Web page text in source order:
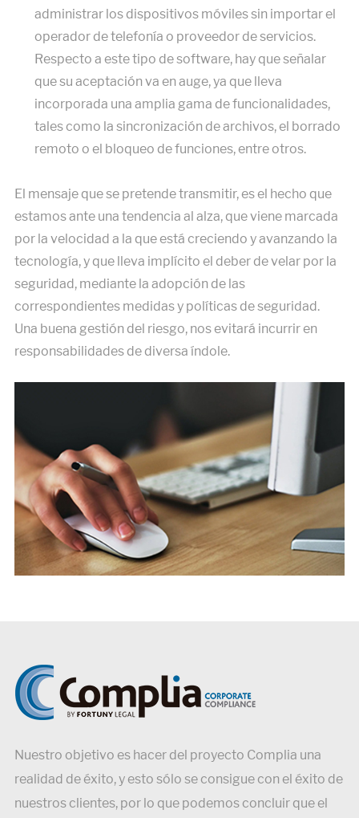
administrar los dispositivos móviles sin importar el
operador de telefonía o proveedor de servicios.
Respecto a este tipo de software, hay que señalar
que su aceptación va en auge, ya que lleva
incorporada una amplia gama de funcionalidades,
tales como la sincronización de archivos, el borrado
remoto o el bloqueo de funciones, entre otros.
El mensaje que se pretende transmitir, es el hecho que
estamos ante una tendencia al alza, que viene marcada
por la velocidad a la que está creciendo y avanzando la
tecnología, y que lleva implícito el deber de velar por la
seguridad, mediante la adopción de las
correspondientes medidas y políticas de seguridad.
Una buena gestión del riesgo, nos evitará incurrir en
responsabilidades de diversa índole.
Nuestro objetivo es hacer del proyecto Complia una
realidad de éxito, y esto sólo se consigue con el éxito de
nuestros clientes, por lo que podemos concluir que el